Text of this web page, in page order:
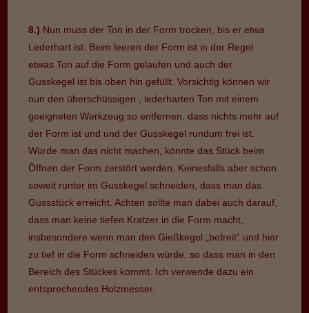
8.) Nun muss der Ton in der Form trocken, bis er etwa
Lederhart ist. Beim leeren der Form ist in der Regel
etwas Ton auf die Form gelaufen und auch der
Gusskegel ist bis oben hin gefüllt. Vorsichtig können wir
nun den überschüssigen , lederharten Ton mit einem
geeigneten Werkzeug so entfernen, dass nichts mehr auf
der Form ist und und der Gusskegel rundum frei ist.
Würde man das nicht machen, könnte das Stück beim
Öffnen der Form zerstört werden. Keinesfalls aber schon
soweit runter im Gusskegel schneiden, dass man das
Gussstück erreicht. Achten sollte man dabei auch darauf,
dass man keine tiefen Kratzer in die Form macht,
insbesondere wenn man den Gießkegel „befreit“ und hier
zu tief in die Form schneiden würde, so dass man in den
Bereich des Stückes kommt. Ich verwende dazu ein
entsprechendes Holzmesser.